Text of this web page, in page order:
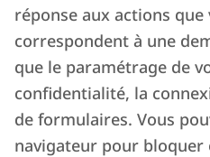
réponse aux actions
correspondent à une
que le paramétrage de
confidentialité, la
de formulaires. Vous
navigateur pour bloquer